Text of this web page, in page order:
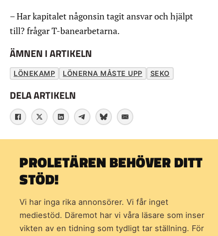
– Har kapitalet någonsin tagit ansvar och hjälpt
till? frågar T-banearbetarna.
ÄMNEN I ARTIKELN
LÖNEKAMP LÖNERNA MÅSTE UPP SEKO
DELA ARTIKELN
PROLETÄREN BEHÖVER DITT
STÖD!
Vi har inga rika annonsörer. Vi får inget
mediestöd. Däremot har vi våra läsare som inser
vikten av en tidning som tydligt tar ställning. För